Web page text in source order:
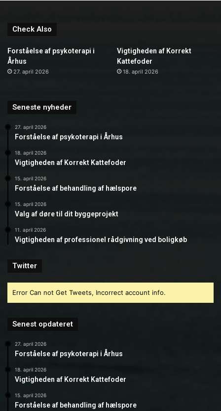
Check Also
Forståelse af psykoterapi i
Århus
27. april 2026
Vigtigheden af Korrekt
Kattefoder
18. april 2026
Seneste nyheder
27. april 2026
Forståelse af psykoterapi i Århus
18. april 2026
Vigtigheden af Korrekt Kattefoder
15. april 2026
Forståelse af behandling af hælspore
15. april 2026
Valg af døre til dit byggeprojekt
11. april 2026
Vigtigheden af professionel rådgivning ved boligkøb
Twitter
Error Can not Get Tweets, Incorrect account info.
Senest opdateret
27. april 2026
Forståelse af psykoterapi i Århus
18. april 2026
Vigtigheden af Korrekt Kattefoder
15. april 2026
Forståelse af behandling af hælspore